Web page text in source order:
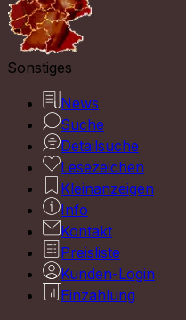
Sonstiges
News
Suche
Detailsuche
Lesezeichen
Kleinanzeigen
Info
Kontakt
Preisliste
Kunden-Login
Einzahlung